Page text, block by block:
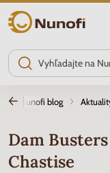
Nunofi.sk
Nunofi blog
Dam
Chastise